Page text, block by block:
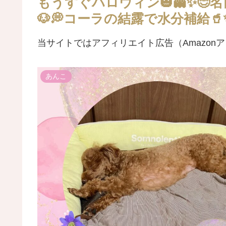
🐶💭コーラの結露で水分補給
当サイトではアフィリエイト広告（Amazon
あんこ